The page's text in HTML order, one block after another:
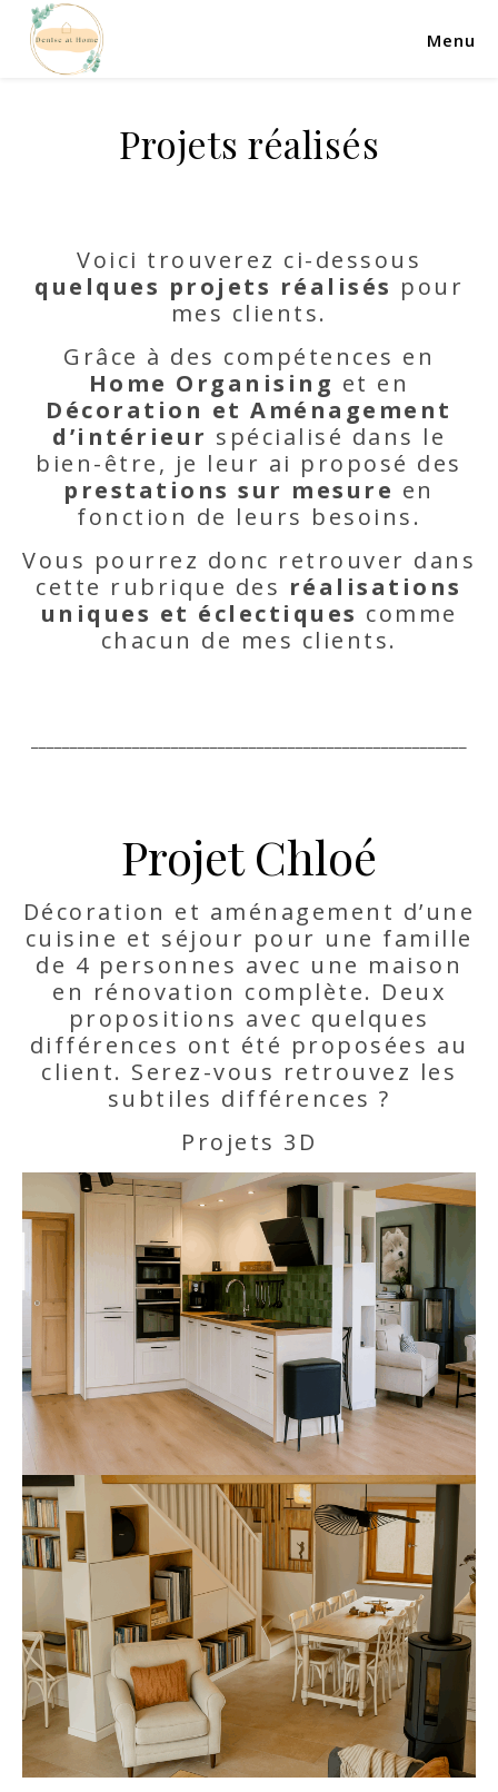
Menu
Projets réalisés
Voici trouverez ci-dessous
quelques projets réalisés pour
mes clients.
Grâce à des compétences en
Home Organising et en
Décoration et Aménagement
d’intérieur spécialisé dans le
bien-être, je leur ai proposé des
prestations sur mesure en
fonction de leurs besoins.
Vous pourrez donc retrouver dans
cette rubrique des réalisations
uniques et éclectiques comme
chacun de mes clients.
Projet Chloé
Décoration et aménagement d’une
cuisine et séjour pour une famille
de 4 personnes avec une maison
en rénovation complète. Deux
propositions avec quelques
différences ont été proposées au
client. Serez-vous retrouvez les
subtiles différences ?
Projets 3D